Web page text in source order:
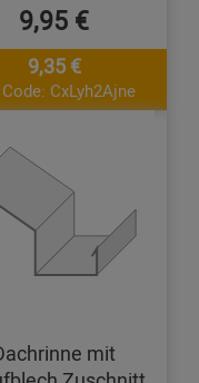
9,95 €
9,35 €
CxLyh2Ajne
mit